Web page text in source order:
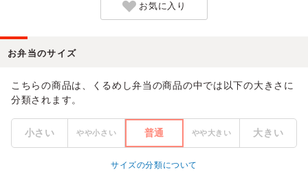
お気に入り
お弁当のサイズ
こちらの商品は、くるめし弁当の商品の中では以下の大きさに
分類されます。
小さい やや小さい 普通 やや大きい 大きい
サイズの分類について